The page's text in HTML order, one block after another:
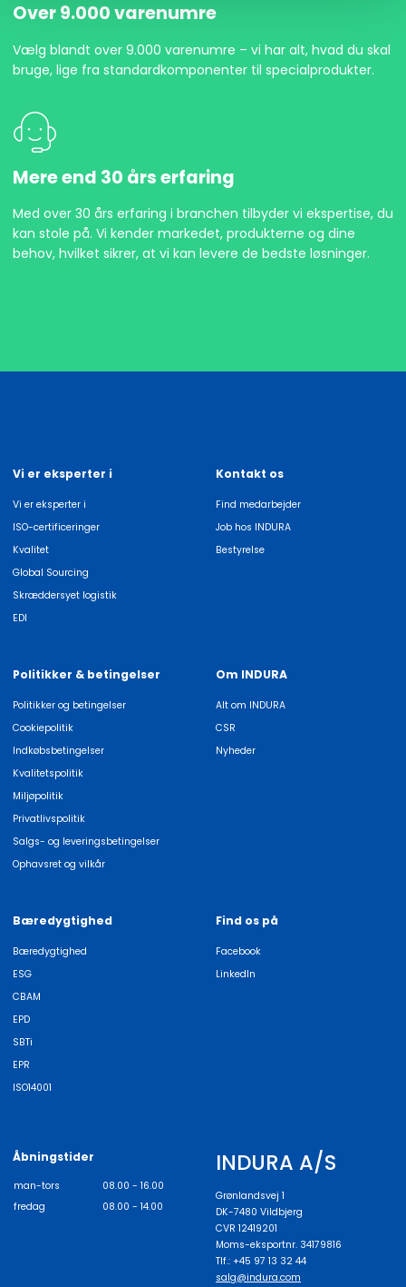
Over 9.000 varenumre
Vælg blandt over 9.000 varenumre – vi har alt, hvad du skal
bruge, lige fra standardkomponenter til specialprodukter.
Mere end 30 års erfaring
Med over 30 års erfaring i branchen tilbyder vi ekspertise, du
kan stole på. Vi kender markedet, produkterne og dine
behov, hvilket sikrer, at vi kan levere de bedste løsninger.
Vi er eksperter i
Vi er eksperter i
ISO-certificeringer
Kvalitet
Global Sourcing
Skræddersyet logistik
EDI
Kontakt os
Find medarbejder
Job hos INDURA
Bestyrelse
Politikker & betingelser
Politikker og betingelser
Cookiepolitik
Indkøbsbetingelser
Kvalitetspolitik
Miljøpolitik
Privatlivspolitik
Salgs- og leveringsbetingelser
Ophavsret og vilkår
Om INDURA
Alt om INDURA
CSR
Nyheder
Bæredygtighed
Bæredygtighed
ESG
CBAM
EPD
SBTi
EPR
ISO14001
Find os på
Facebook
LinkedIn
Åbningstider
man-tors
08.00 - 16.00
fredag
08.00 - 14.00
INDURA A/S
Grønlandsvej 1
DK-7480 Vildbjerg
CVR 12419201
Moms-eksportnr. 34179816
Tlf.: +45 97 13 32 44
salg@indura.com